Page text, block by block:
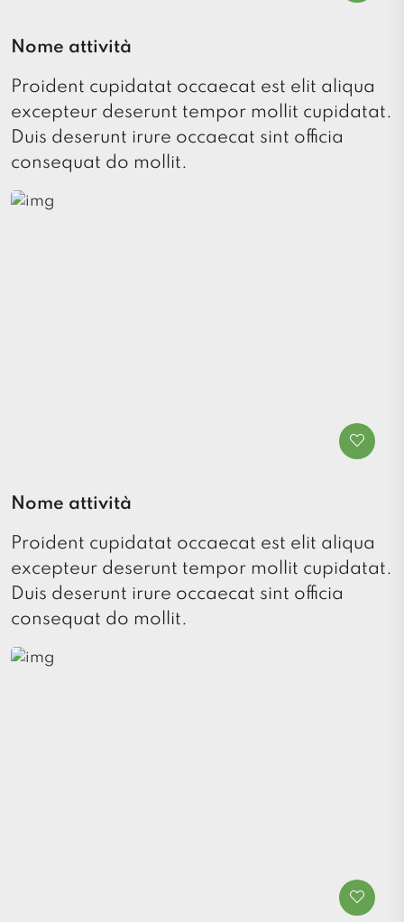
Nome attività
Proident cupidatat occaecat est elit aliqua
excepteur deserunt tempor mollit cupidatat.
Duis deserunt irure occaecat sint officia
consequat do mollit.
Nome attività
Proident cupidatat occaecat est elit aliqua
excepteur deserunt tempor mollit cupidatat.
Duis deserunt irure occaecat sint officia
consequat do mollit.